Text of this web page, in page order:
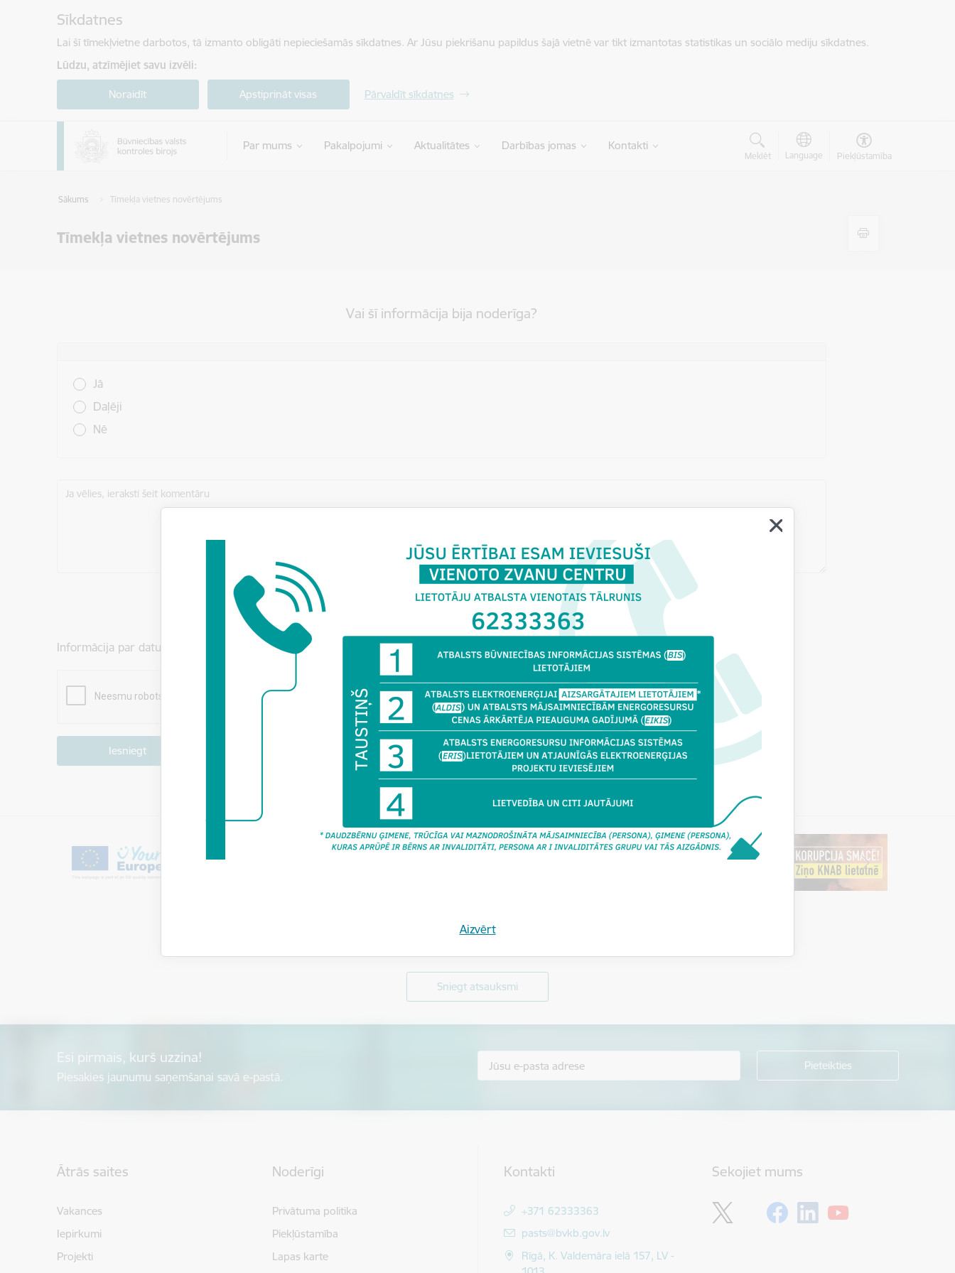
Sīkdatnes
Lai šī tīmekļvietne darbotos, tā izmanto obligāti nepieciešamās sīkdatnes. Ar Jūsu piekrišanu papildus šajā vietnē var tikt izmantotas statistikas un sociālo mediju sīkdatnes.
Lūdzu, atzīmējiet savu izvēli:
Noraidīt Apstiprināt visas Pārvaldīt sīkdatnes
Par mums Pakalpojumi Aktualitātes Darbības jomas Kontakti
Meklēt Language Piekļūstamība
Sākums Tīmekļa vietnes novērtējums
Tīmekļa vietnes novērtējums
Aizvērt
Vai šī informācija bija noderīga?
Jā
Daļēji
Nē
Ja vēlies, ieraksti šeit komentāru
Vēlos atstāt savu e-pastu saziņai
Informācija par datu apstrādi ir atrodama sadaļā: Privātuma politika
Vai šī informācija bija noderīga?
Sniegt atsauksmi
Esi pirmais, kurš uzzina!
Piesakies jaunumu saņemšanai savā e-pastā.
Ātrās saites
Vakances
Iepirkumi
Projekti
Noderīgi
Privātuma politika
Piekļūstamība
Lapas karte
Kontakti
+371 62333363
E-pasts:
pasts@bvkb.gov.lv
Rīgā, K. Valdemāra ielā 157, LV -
Sekojiet mums